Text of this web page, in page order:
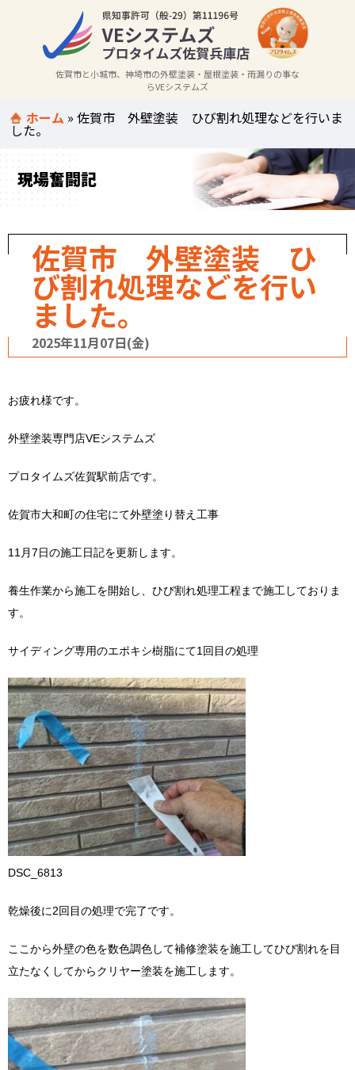
佐賀市と小城市、神埼市の外壁塗装・屋根塗装・雨漏りの事な
らVEシステムズ
ホーム »佐賀市 外壁塗装 ひび割れ処理などを行いま
した。
現場奮闘記
佐賀市 外壁塗装 ひ
び割れ処理などを行い
ました。
2025年11月07日(金)
お疲れ様です。
外壁塗装専門店VEシステムズ
プロタイムズ佐賀駅前店です。
佐賀市大和町の住宅にて外壁塗り替え工事
11月7日の施工日記を更新します。
養生作業から施工を開始し、ひび割れ処理工程まで施工しておりま
す。
サイディング専用のエポキシ樹脂にて1回目の処理
DSC_6813
乾燥後に2回目の処理で完了です。
ここから外壁の色を数色調色して補修塗装を施工してひび割れを目
立たなくしてからクリヤー塗装を施工します。